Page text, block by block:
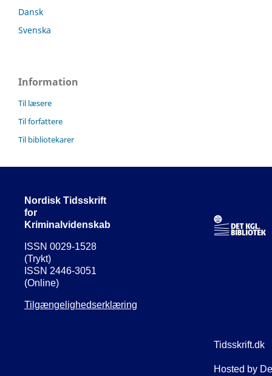
Dansk
Svenska
Information
Til læsere
Til forfattere
Til bibliotekarer
Nordisk Tidsskrift
for
Kriminalvidenskab
ISSN 0029-1528
(Trykt)
ISSN 2446-3051
(Online)
Tilgængelighedserklæring